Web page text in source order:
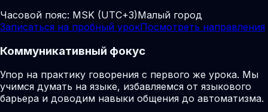
Часовой пояс: MSK (UTC+3)Малый город
Записаться на пробный урокПосмотреть направления
Коммуникативный фокус
Упор на практику говорения с первого же урока. Мы
учимся думать на языке, избавляемся от языкового
барьера и доводим навыки общения до автоматизма.